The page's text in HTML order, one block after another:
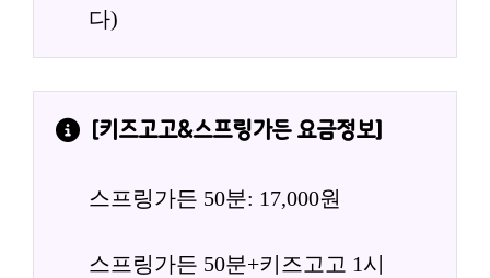
다)
[키즈고고&스프링가든 요금정보]
스프링가든 50분: 17,000원
스프링가든 50분+키즈고고 1시